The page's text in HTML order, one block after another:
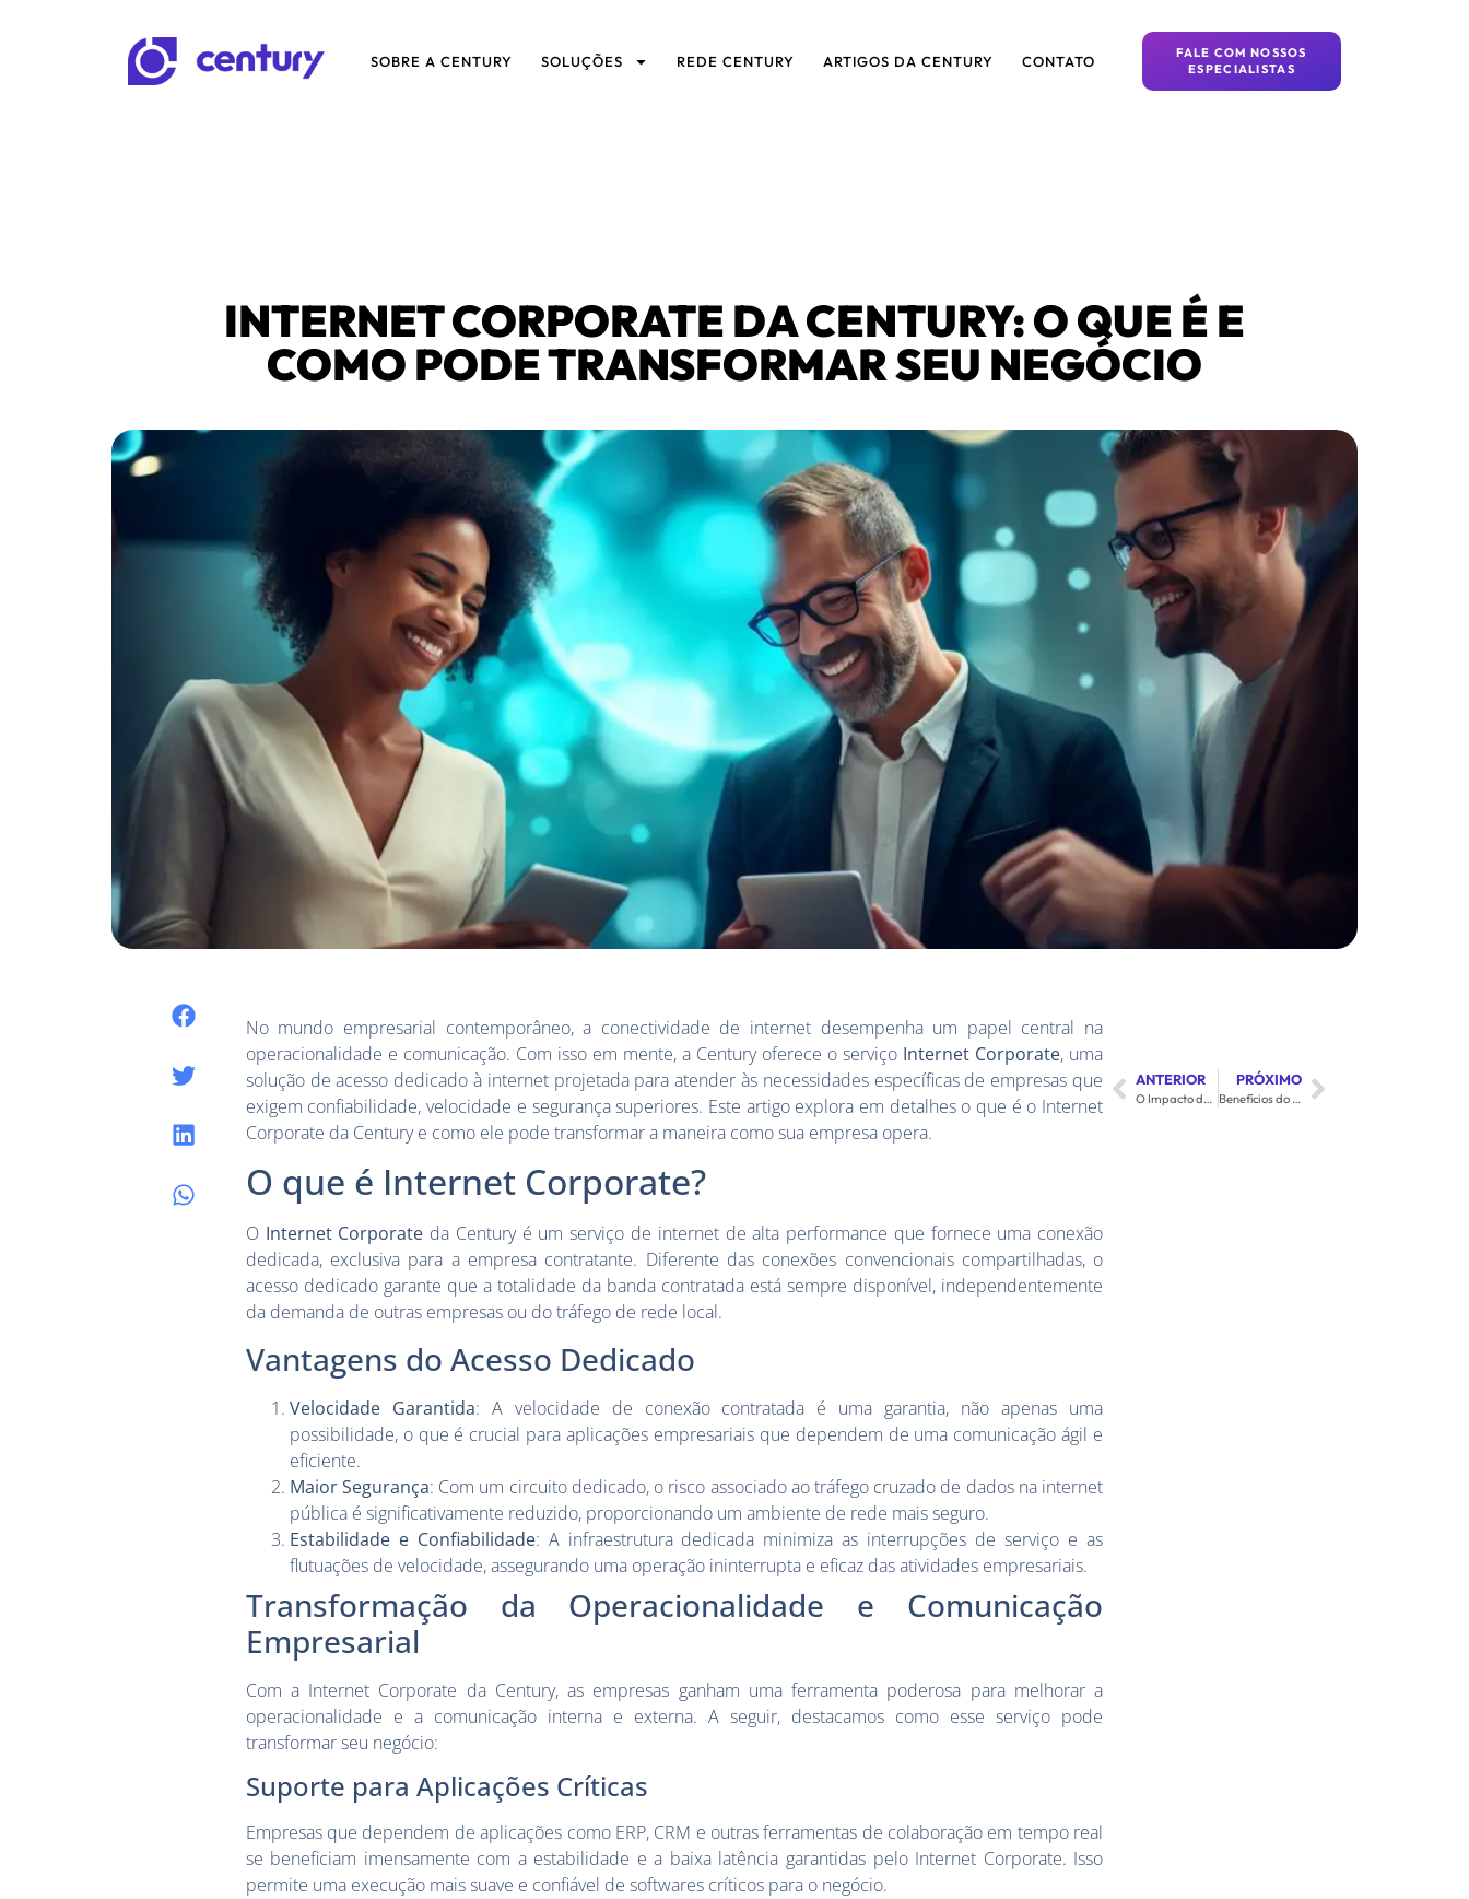
SOBRE A CENTURY SOLUÇÕES REDE CENTURY ARTIGOS DA CENTURY CONTATO
FALE COM NOSSOS
ESPECIALISTAS
INTERNET CORPORATE DA CENTURY: O QUE É E
COMO PODE TRANSFORMAR SEU NEGÓCIO
No mundo empresarial contemporâneo, a conectividade de internet desempenha um papel central na
operacionalidade e comunicação. Com isso em mente, a Century oferece o serviço Internet Corporate, uma
solução de acesso dedicado à internet projetada para atender às necessidades específicas de empresas que
exigem confiabilidade, velocidade e segurança superiores. Este artigo explora em detalhes o que é o Internet
Corporate da Century e como ele pode transformar a maneira como sua empresa opera.
O que é Internet Corporate?
O Internet Corporate da Century é um serviço de internet de alta performance que fornece uma conexão
dedicada, exclusiva para a empresa contratante. Diferente das conexões convencionais compartilhadas, o
acesso dedicado garante que a totalidade da banda contratada está sempre disponível, independentemente
da demanda de outras empresas ou do tráfego de rede local.
Vantagens do Acesso Dedicado
Velocidade Garantida: A velocidade de conexão contratada é uma garantia, não apenas uma
possibilidade, o que é crucial para aplicações empresariais que dependem de uma comunicação ágil e
eficiente.
Maior Segurança: Com um circuito dedicado, o risco associado ao tráfego cruzado de dados na internet
pública é significativamente reduzido, proporcionando um ambiente de rede mais seguro.
Estabilidade e Confiabilidade: A infraestrutura dedicada minimiza as interrupções de serviço e as
flutuações de velocidade, assegurando uma operação ininterrupta e eficaz das atividades empresariais.
Transformação da Operacionalidade e Comunicação
Empresarial
Com a Internet Corporate da Century, as empresas ganham uma ferramenta poderosa para melhorar a
operacionalidade e a comunicação interna e externa. A seguir, destacamos como esse serviço pode
transformar seu negócio:
Suporte para Aplicações Críticas
Empresas que dependem de aplicações como ERP, CRM e outras ferramentas de colaboração em tempo real
se beneficiam imensamente com a estabilidade e a baixa latência garantidas pelo Internet Corporate. Isso
permite uma execução mais suave e confiável de softwares críticos para o negócio.
ANTERIOR
O Impacto da Inteligência Artificial Generativa no Suporte Técnico da Century
PRÓXIMO
Benefícios do Acesso Dedicado: Por que Escolher Internet Corporate para sua Empresa